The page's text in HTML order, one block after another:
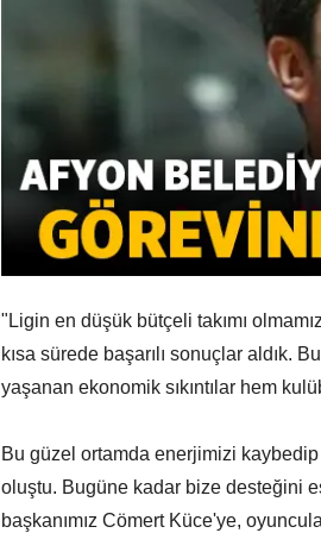
"Ligin en düşük bütçeli takımı
kısa sürede başarılı sonuçlar aldık.
yaşanan ekonomik sıkıntılar hem
Bu güzel ortamda enerjimizi
oluştu. Bugüne kadar bize desteğini
başkanımız Cömert Küce'ye,